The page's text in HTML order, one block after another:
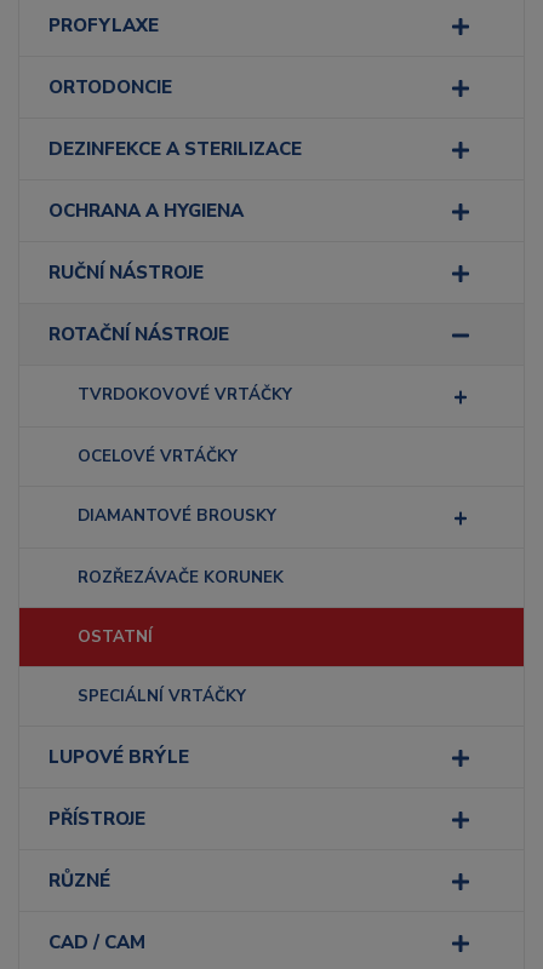
PROFYLAXE
ORTODONCIE
DEZINFEKCE A STERILIZACE
OCHRANA A HYGIENA
RUČNÍ NÁSTROJE
ROTAČNÍ NÁSTROJE
TVRDOKOVOVÉ VRTÁČKY
OCELOVÉ VRTÁČKY
DIAMANTOVÉ BROUSKY
ROZŘEZÁVAČE KORUNEK
OSTATNÍ
SPECIÁLNÍ VRTÁČKY
LUPOVÉ BRÝLE
PŘÍSTROJE
RŮZNÉ
CAD / CAM